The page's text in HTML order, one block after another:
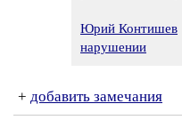
Юрий Контишев
нарушении
+ добавить замечания